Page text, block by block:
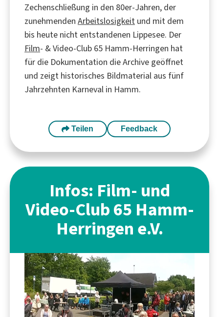
Zechenschließung in den 80er-Jahren, der
zunehmenden Arbeitslosigkeit und mit dem
bis heute nicht entstandenen Lippesee. Der
Film- & Video-Club 65 Hamm-Herringen hat
für die Dokumentation die Archive geöffnet
und zeigt historisches Bildmaterial aus fünf
Jahrzehnten Karneval in Hamm.
Teilen Feedback
Infos: Film- und
Video-Club 65 Hamm-
Herringen e.V.